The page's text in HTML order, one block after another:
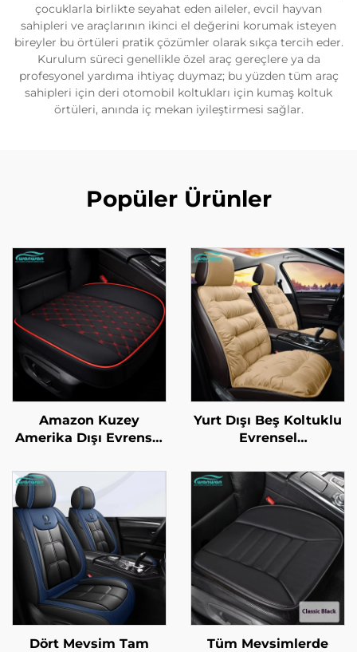
çocuklarla birlikte seyahat eden aileler, evcil hayvan
sahipleri ve araçlarının ikinci el değerini korumak isteyen
bireyler bu örtüleri pratik çözümler olarak sıkça tercih eder.
Kurulum süreci genellikle özel araç gereçlere ya da
profesyonel yardıma ihtiyaç duymaz; bu yüzden tüm araç
sahipleri için deri otomobil koltukları için kumaş koltuk
örtüleri, anında iç mekan iyileştirmesi sağlar.
Popüler Ürünler
Amazon Kuzey
Amerika Dışı Evrensel
Yastığı Tüm Mevsimler
İçin Yeni Deri Üç Parça
Arka Sırtlıksız
Yurt Dışı Beş Koltuklu
Evrensel
Isıtmalı Oturma
Yastığı Kış Üç Parça
Seti Ön Kısa Plüşt
Kürk Kaplı Araba
Yastığı
Dört Mevsim Tam
Tüm Mevsimlerde